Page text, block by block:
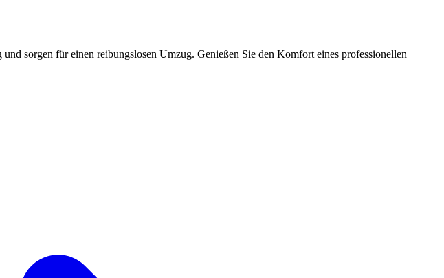
sorgen für einen reibungslosen Umzug. Genießen Sie den Komfort eines professionellen